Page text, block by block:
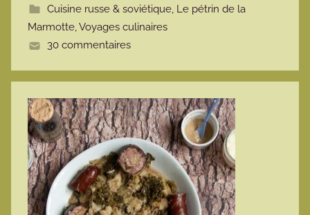
e
Cuisine russe & soviétique, Le pétrin de la
Marmotte,Voyages culinaires
30 commentaires